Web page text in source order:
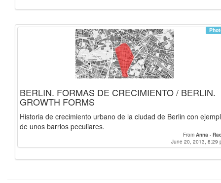
BERLIN. FORMAS DE CRECIMIENTO / BERLIN.
GROWTH FORMS
Historia de crecimiento urbano de la ciudad de Berlin con
de unos barrios peculiares.
From Anna -
June 20, 2013, 8:29